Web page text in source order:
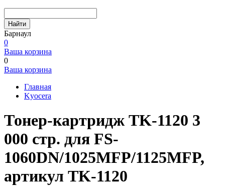
Найти
Барнаул
0
Ваша корзина
0
Ваша корзина
Главная
Kyocera
Тонер-картридж TK-1120 3
000 стр. для FS-
1060DN/1025MFP/1125MFP,
артикул TK-1120